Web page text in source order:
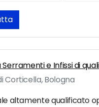
Serramenti e Infissi di
Corticella, Bologna
altamente qualificato